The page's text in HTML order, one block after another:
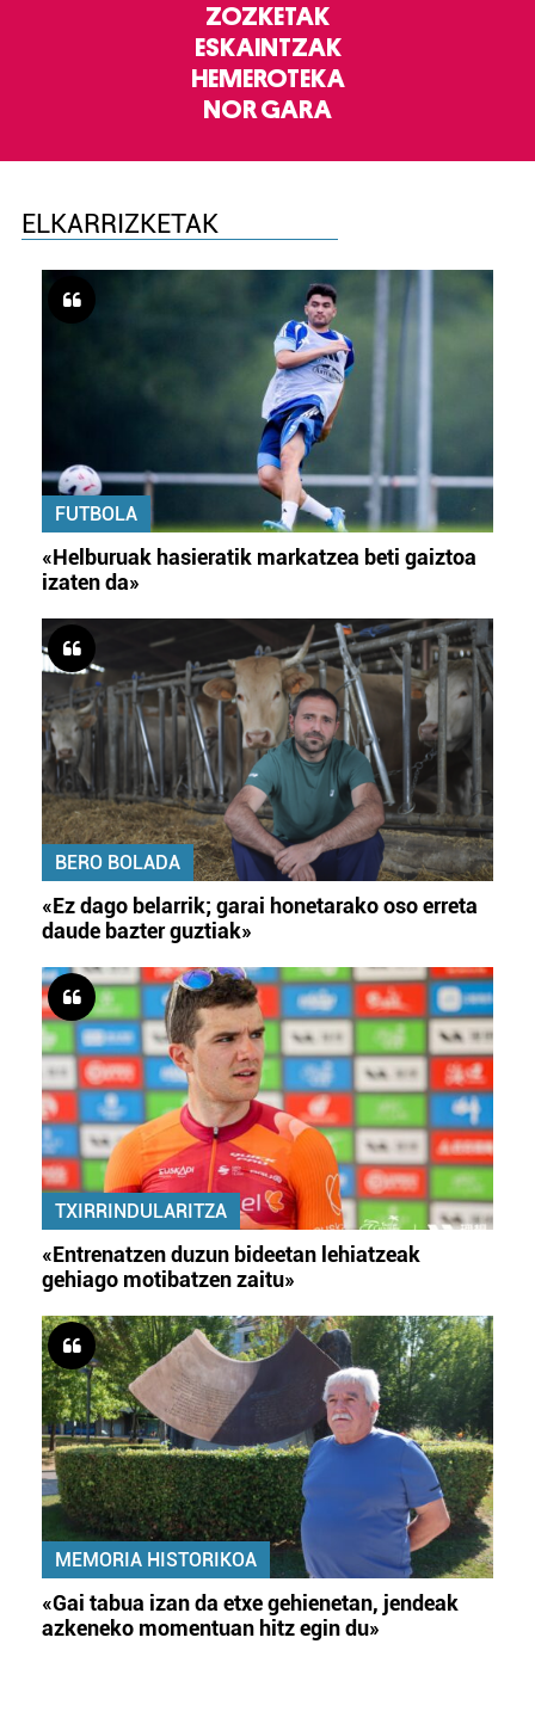
ZOZKETAK
ESKAINTZAK
HEMEROTEKA
NOR GARA
ELKARRIZKETAK
FUTBOLA
«Helburuak hasieratik markatzea beti gaiztoa
izaten da»
BERO BOLADA
«Ez dago belarrik; garai honetarako oso erreta
daude bazter guztiak»
TXIRRINDULARITZA
«Entrenatzen duzun bideetan lehiatzeak
gehiago motibatzen zaitu»
MEMORIA HISTORIKOA
«Gai tabua izan da etxe gehienetan, jendeak
azkeneko momentuan hitz egin du»